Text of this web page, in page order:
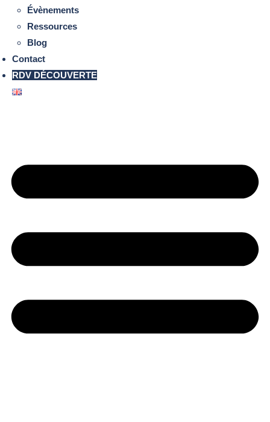
Évènements
Ressources
Blog
Contact
RDV DÉCOUVERTE